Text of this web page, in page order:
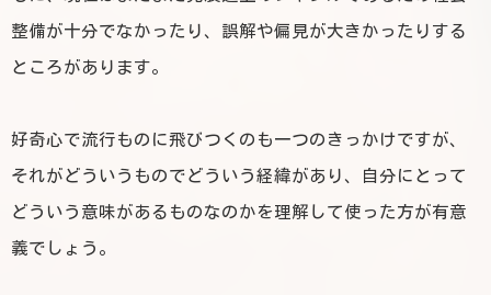
整備が十分でなかったり、誤解や偏見が大きかったりする
ところがあります。
好奇心で流行ものに飛びつくのも一つのきっかけですが、
それがどういうものでどういう経緯があり、自分にとって
どういう意味があるものなのかを理解して使った方が有意
義でしょう。